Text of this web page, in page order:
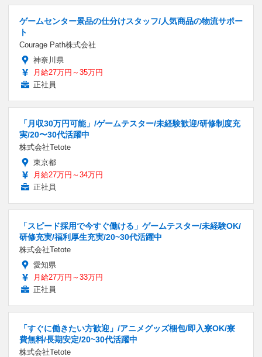
ゲームセンター景品の仕分けスタッフ/人気商品の物流サポー
ト
Courage Path株式会社
神奈川県
月給27万円～35万円
正社員
「月収30万円可能」/ゲームテスター/未経験歓迎/研修制度充
実/20〜30代活躍中
株式会社Tetote
東京都
月給27万円～34万円
正社員
「スピード採用で今すぐ働ける」ゲームテスター/未経験OK/
研修充実/福利厚生充実/20~30代活躍中
株式会社Tetote
愛知県
月給27万円～33万円
正社員
「すぐに働きたい方歓迎」/アニメグッズ梱包/即入寮OK/寮
費無料/長期安定/20~30代活躍中
株式会社Tetote